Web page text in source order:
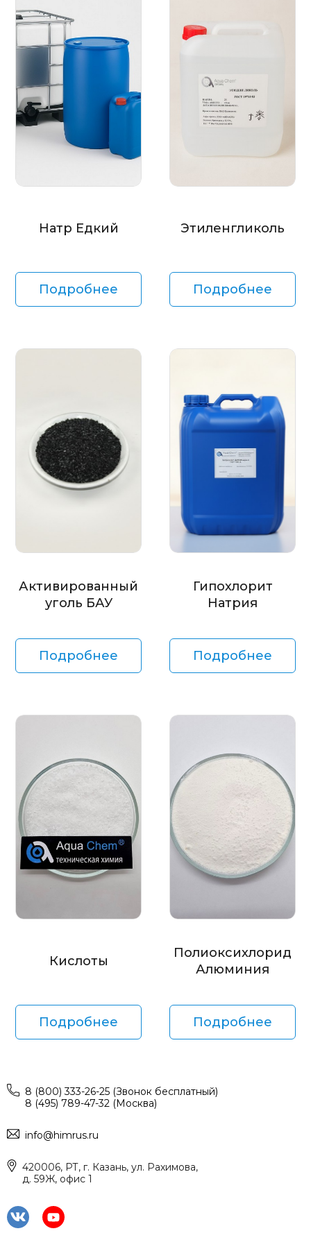
Натр Едкий
Подробнее
Этиленгликоль
Подробнее
Активированный
уголь БАУ
Подробнее
Гипохлорит
Натрия
Подробнее
Кислоты
Подробнее
Полиоксихлорид
Алюминия
Подробнее
8 (800) 333-26-25 (Звонок бесплатный)
8 (495) 789-47-32 (Москва)
info@himrus.ru
420006, РТ, г. Казань, ул. Рахимова,
д. 59Ж, офис 1